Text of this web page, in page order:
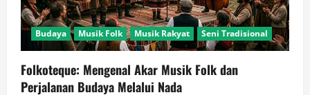
Budaya Musik Folk Musik Rakyat Seni Tradisional
Folkoteque: Mengenal Akar Musik Folk dan
Perjalanan Budaya Melalui Nada